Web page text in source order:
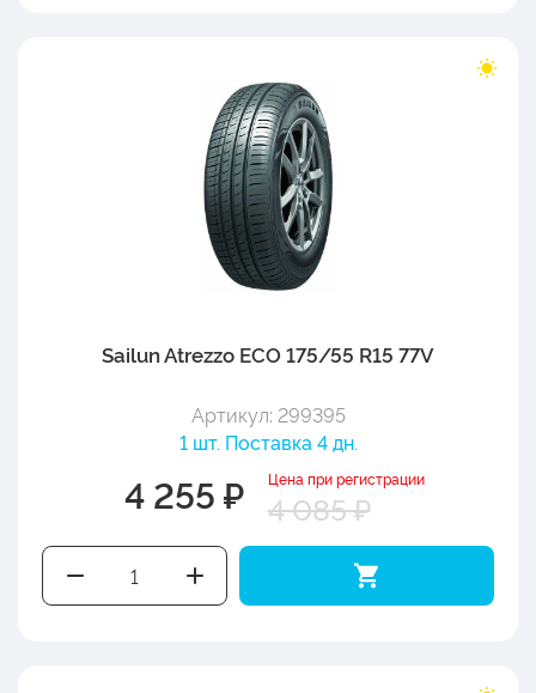
Sailun Atrezzo ECO 175/55 R15 77V
Артикул: 299395
1 шт. Поставка 4 дн.
4 255 ₽ Цена при регистрации
4 085 ₽